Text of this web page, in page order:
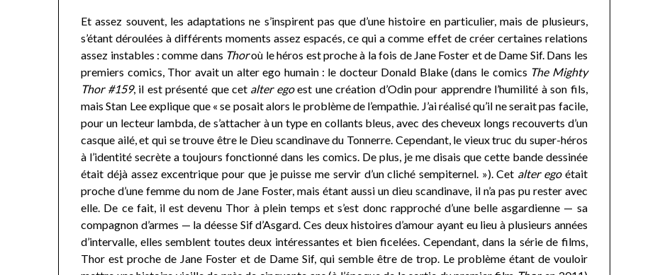
Et assez souvent, les adaptations ne s’inspirent pas que d’une histoire en particulier, mais de plusieurs,
s’étant déroulées à différents moments assez espacés, ce qui a comme effet de créer certaines relations
assez instables : comme dans Thoroù le héros est proche à la fois de Jane Foster et de Dame Sif. Dans les
premiers comics, Thor avait un alter ego humain : le docteur Donald Blake (dans le comics The Mighty
Thor #159, il est présenté que cet alter egoest une création d’Odin pour apprendre l’humilité à son fils,
mais Stan Lee explique que « se posait alors le problème de l’empathie. J’ai réalisé qu’il ne serait pas facile,
pour un lecteur lambda, de s’attacher à un type en collants bleus, avec des cheveux longs recouverts d’un
casque ailé, et qui se trouve être le Dieu scandinave du Tonnerre. Cependant, le vieux truc du super-héros
à l’identité secrète a toujours fonctionné dans les comics. De plus, je me disais que cette bande dessinée
était déjà assez excentrique pour que je puisse me servir d’un cliché sempiternel. »). Cet alter egoétait
proche d’une femme du nom de Jane Foster, mais étant aussi un dieu scandinave, il n’a pas pu rester avec
elle. De ce fait, il est devenu Thor à plein temps et s’est donc rapproché d’une belle asgardienne — sa
compagnon d’armes — la déesse Sif d’Asgard. Ces deux histoires d’amour ayant eu lieu à plusieurs années
d’intervalle, elles semblent toutes deux intéressantes et bien ficelées. Cependant, dans la série de films,
Thor est proche de Jane Foster et de Dame Sif, qui semble être de trop. Le problème étant de vouloir